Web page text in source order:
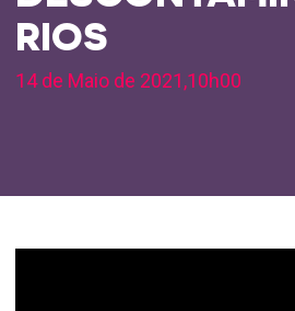
RIOS
14 de Maio de 2021,10h00